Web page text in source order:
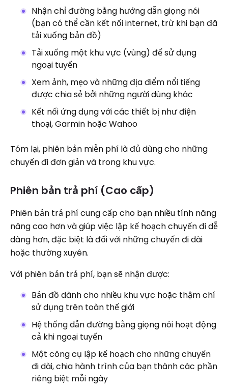
Nhận chỉ đường bằng hướng dẫn giọng nói
(bạn có thể cần kết nối internet, trừ khi bạn đã
tải xuống bản đồ)
Tải xuống một khu vực (vùng) để sử dụng
ngoại tuyến
Xem ảnh, mẹo và những địa điểm nổi tiếng
được chia sẻ bởi những người dùng khác
Kết nối ứng dụng với các thiết bị như điện
thoại, Garmin hoặc Wahoo
Tóm lại, phiên bản miễn phí là đủ dùng cho những
chuyến đi đơn giản và trong khu vực.
Phiên bản trả phí (Cao cấp)
Phiên bản trả phí cung cấp cho bạn nhiều tính năng
nâng cao hơn và giúp việc lập kế hoạch chuyến đi dễ
dàng hơn, đặc biệt là đối với những chuyến đi dài
hoặc thường xuyên.
Với phiên bản trả phí, bạn sẽ nhận được:
Bản đồ dành cho nhiều khu vực hoặc thậm chí
sử dụng trên toàn thế giới
Hệ thống dẫn đường bằng giọng nói hoạt động
cả khi ngoại tuyến
Một công cụ lập kế hoạch cho những chuyến
đi dài, chia hành trình của bạn thành các phần
riêng biệt mỗi ngày